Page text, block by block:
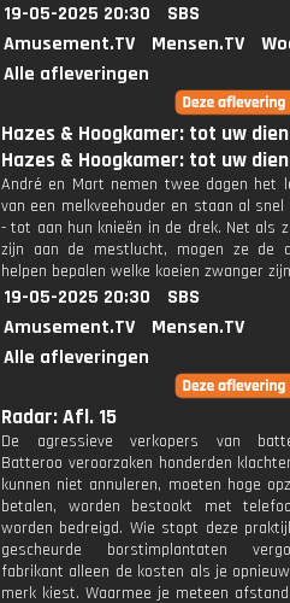
19-05-2025 20:30
SBS
Amusement.TV
Mensen.TV
Alle afleveringen
Hazes & Hoogkamer: tot uw
Hazes & Hoogkamer: tot uw
André en Mart nemen twee dagen het
van een melkveehouder en staan al
- tot aan hun knieën in de drek. Net als
zijn aan de mestlucht, mogen ze de
helpen bepalen welke koeien zwanger
19-05-2025 20:30
SBS
Amusement.TV
Mensen.TV
Alle afleveringen
Radar: Afl. 15
De agressieve verkopers van
Batteroo veroorzaken honderden
kunnen niet annuleren, moeten hoge
betalen, worden bestookt met
worden bedreigd. Wie stopt deze
gescheurde borstimplantaten
fabrikant alleen de kosten als je
merk kiest. Waarmee je meteen